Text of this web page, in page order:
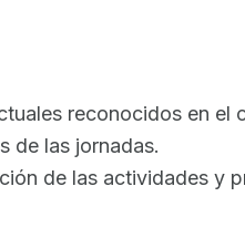
reconocidos en
de las jornadas.
de las actividades y